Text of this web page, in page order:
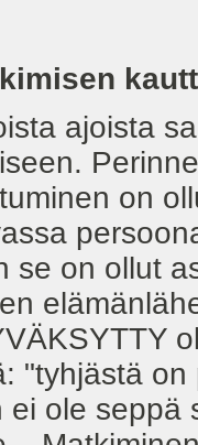
ajoista
on
se on ollut
"tyhjästä on
ei ole